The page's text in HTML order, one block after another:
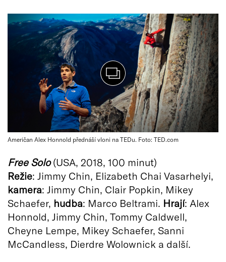
Američan Alex Honnold přednáší vloni na TEDu. Foto: TED.com
Free Solo(USA, 2018, 100 minut)
Režie: Jimmy Chin, Elizabeth Chai Vasarhelyi,
kamera: Jimmy Chin, Clair Popkin, Mikey
Schaefer, hudba: Marco Beltrami. Hrají: Alex
Honnold, Jimmy Chin, Tommy Caldwell,
Cheyne Lempe, Mikey Schaefer, Sanni
McCandless, Dierdre Wolownick a další.